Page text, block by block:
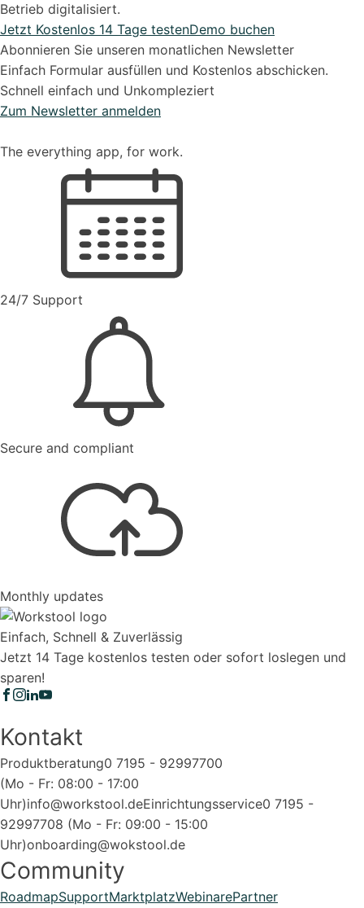
Betrieb digitalisiert.
Jetzt Kostenlos 14 Tage testenDemo buchen
Abonnieren Sie unseren monatlichen Newsletter
Einfach Formular ausfüllen und Kostenlos abschicken.
Schnell einfach und Unkompleziert
Zum Newsletter anmelden
The everything app, for work.
24/7 Support
Secure and compliant
Monthly updates
Einfach, Schnell & Zuverlässig
Jetzt 14 Tage kostenlos testen oder sofort loslegen und
sparen!
Kontakt
Produktberatung0 7195 - 92997700
(Mo - Fr: 08:00 - 17:00
Uhr)info@workstool.deEinrichtungsservice0 7195 -
92997708 (Mo - Fr: 09:00 - 15:00
Uhr)onboarding@wokstool.de
Community
RoadmapSupportMarktplatzWebinarePartner